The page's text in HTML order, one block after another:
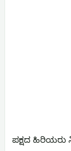
ಪಕ್ಷದ ಹಿರಿಯರು